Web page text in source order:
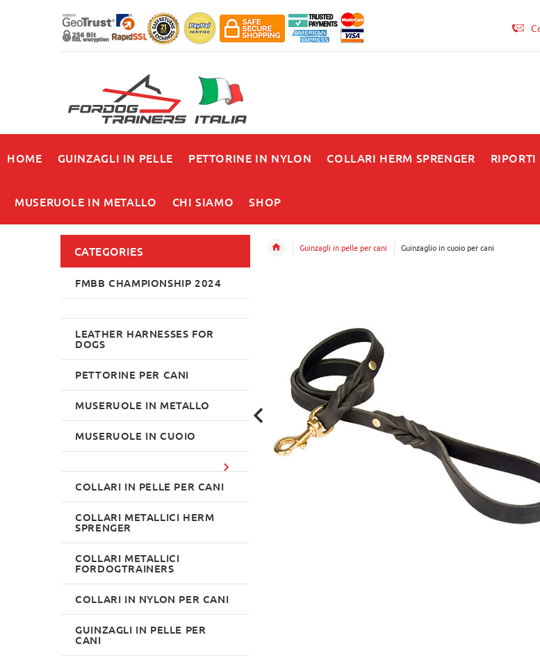
HOME GUINZAGLI IN PELLE PETTORINE IN NYLON COLLARI HERM SPRENGER RIPORTI
MUSERUOLE IN METALLO CHI SIAMO SHOP
Guinzagli in pelle per cani Guinzaglio in cuoio per cani
CATEGORIES
FMBB CHAMPIONSHIP 2024
LEATHER HARNESSES FOR
DOGS
PETTORINE PER CANI
MUSERUOLE IN METALLO
MUSERUOLE IN CUOIO
COLLARI IN PELLE PER CANI
COLLARI METALLICI HERM
SPRENGER
COLLARI METALLICI
FORDOGTRAINERS
COLLARI IN NYLON PER CANI
GUINZAGLI IN PELLE PER
CANI